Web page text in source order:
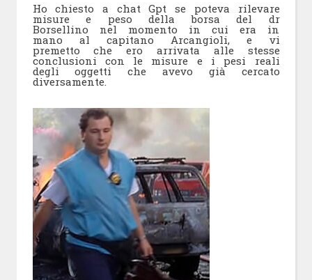
Ho chiesto a chat Gpt se poteva rilevare
misure e peso della borsa del dr
Borsellino nel momento in cui era in
mano al capitano Arcangioli, e vi
premetto che ero arrivata alle stesse
conclusioni con le misure e i pesi reali
degli oggetti che avevo già cercato
diversamente.